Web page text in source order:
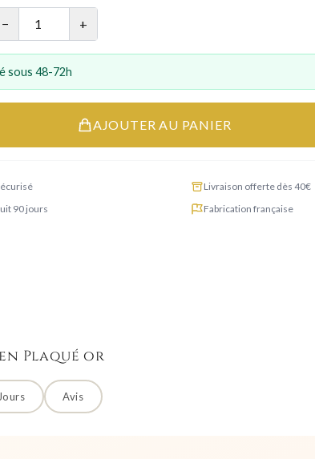
− +
sous 48-72h
AJOUTER AU PANIER
Livraison offerte dès 40€
90 jours
Fabrication française
Plaqué or
Avis